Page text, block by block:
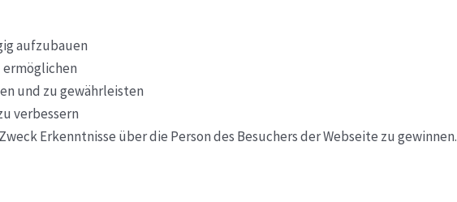
aufzubauen
und zu gewährleisten
verbessern
Erkenntnisse über die Person des Besuchers der Webseite zu gewinnen.